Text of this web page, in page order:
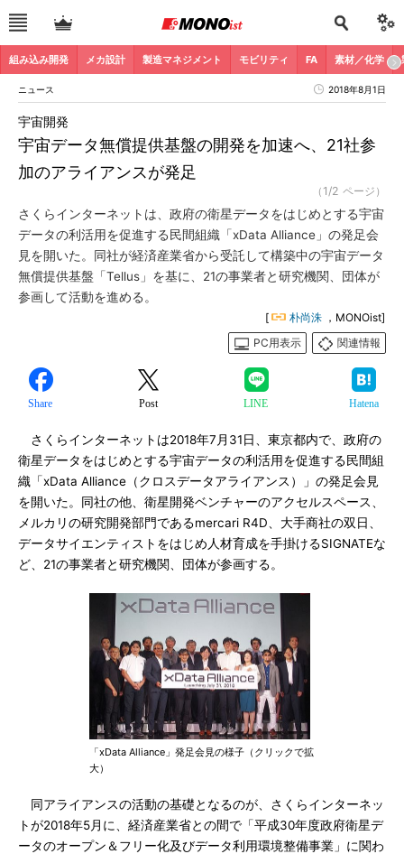
組み込み開発 メカ設計 製造マネジメント モビリティ FA 素材／化学
ニュース 2018年8月1日
宇宙データ無償提供基盤の開発を加速へ、21社参
加のアライアンスが発足
宇宙開発
（1/2 ページ）
さくらインターネットは、政府の衛星データをはじめとする宇宙
データの利活用を促進する民間組織「xData Alliance」の発足会
見を開いた。同社が経済産業省から受託して構築中の宇宙データ
無償提供基盤「Tellus」を基に、21の事業者と研究機関、団体が
参画して活動を進める。
[ 朴尚洙 ，MONOist]
PC用表示
関連情報
Share Post LINE Hatena
さくらインターネットは2018年7月31日、東京都内で、政府の
衛星データをはじめとする宇宙データの利活用を促進する民間組
織「xData Alliance（クロスデータアライアンス）」の発足会見
を開いた。同社の他、衛星開発ベンチャーのアクセルスペース、
メルカリの研究開発部門であるmercari R4D、大手商社の双日、
データサイエンティストをはじめ人材育成を手掛けるSIGNATEな
ど、21の事業者と研究機関、団体が参画する。
「xData Alliance」発足会見の様子（クリックで拡
大）
同アライアンスの活動の基礎となるのが、さくらインターネッ
トが2018年5月に、経済産業省との間で「平成30年度政府衛星デ
ータのオープン＆フリー化及びデータ利用環境整備事業」に関わ